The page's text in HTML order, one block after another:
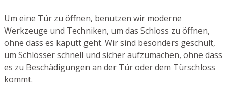
Um eine Tür zu öffnen, benutzen wir moderne
Werkzeuge und Techniken, um das Schloss zu öffnen,
ohne dass es kaputt geht. Wir sind besonders geschult,
um Schlösser schnell und sicher aufzumachen, ohne dass
es zu Beschädigungen an der Tür oder dem Türschloss
kommt.